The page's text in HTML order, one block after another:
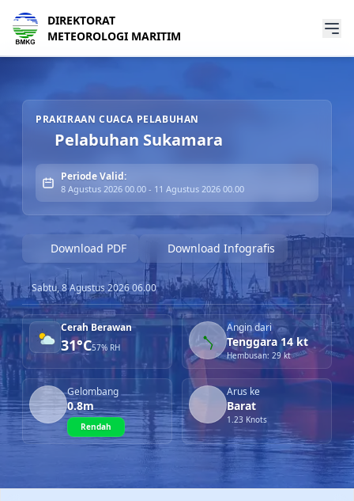
DIREKTORAT
METEOROLOGI MARITIM
Prakiraan Cuaca Pelabuhan Pelabuhan Sukamara
PRAKIRAAN CUACA PELABUHAN
Pelabuhan Sukamara
Periode Valid:
8 Agustus 2026 00.00 - 11 Agustus 2026 00.00
Download PDF Download Infografis
Sabtu, 8 Agustus 2026 06.00
Cerah Berawan
31°C57% RH
Angin dari
Tenggara 14 kt
Hembusan: 29 kt
Gelombang
0.8m
Rendah
Arus ke
Barat
1.23 Knots